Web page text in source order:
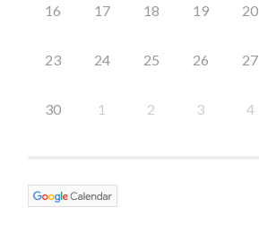
16 17 18 19 20
23 24 25 26 27
30 1 2 3 4